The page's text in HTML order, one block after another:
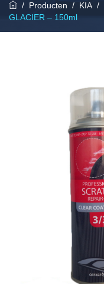
/ Producten / KIA /
GLACIER – 150ml